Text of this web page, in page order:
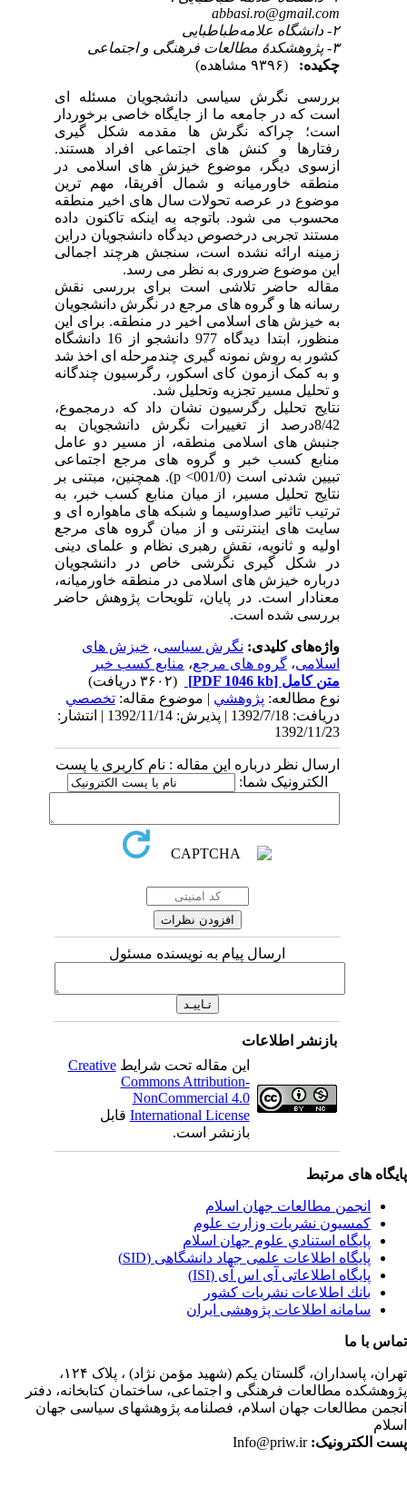
abbasi.ro@gmail.com
چکیده:
بررسی نگرش سیاسی دانشجویان مسئله ای
است که در جامعه ما از جایگاه خاصی برخوردار
است؛ چراکه نگرش ها مقدمه شکل گیری
رفتارها و کنش های اجتماعی افراد هستند.
ازسوی دیگر، موضوع خیزش های اسلامی در
منطقه خاورمیانه و شمال آفریقا، مهم ترین
موضوع در عرصه تحولات سال های اخیر منطقه
محسوب می شود. باتوجه به اینکه تاکنون داده
مستند تجربی درخصوص دیدگاه دانشجویان دراین
زمینه ارائه نشده است، سنجش هرچند اجمالی
این موضوع ضروری به نظر می رسد.
مقاله حاضر تلاشی است برای بررسی نقش
رسانه ها و گروه های مرجع در نگرش دانشجویان
به خیزش های اسلامی اخیر در منطقه. برای این
منظور، ابتدا دیدگاه 977 دانشجو از 16 دانشگاه
کشور به روش نمونه گیری چندمرحله ای اخذ شد
و به کمک آزمون کای اسکور، رگرسیون چندگانه
و تحلیل مسیر تجزیه وتحلیل شد.
نتایج تحلیل رگرسیون نشان داد که درمجموع،
8/42درصد از تغییرات نگرش دانشجویان به
جنبش های اسلامی منطقه، از مسیر دو عامل
منابع کسب خبر و گروه های مرجع اجتماعی
تبیین شدنی است (001/0> p). همچنین، مبتنی بر
نتایج تحلیل مسیر، از میان منابع کسب خبر، به
ترتیب تاثیر صداوسیما و شبکه های ماهواره ای و
سایت های اینترنتی و از میان گروه های مرجع
اولیه و ثانویه، نقش رهبری نظام و علمای دینی
در شکل گیری نگرشی خاص در دانشجویان
درباره خیزش های اسلامی در منطقه خاورمیانه،
معنادار است. در پایان، تلویحات پژوهش حاضر
بررسی شده است.
واژه‌های کلیدی:نگرش سیاسی،خیزش های
اسلامی،گروه های مرجع،منابع کسب خبر
متن کامل[PDF 1046 kb]
نوع مطالعه:پژوهشي| موضوع مقاله:تخصصي
دریافت: 1392/7/18 | پذیرش: 1392/11/14 | انتشار:
1392/11/23
ارسال نظر درباره این مقاله : نام کاربری یا پست
الکترونیک شما:
ارسال پیام به نویسنده مسئول
بازنشر اطلاعات
این مقاله تحت شرایطCreative
Commons Attribution-
NonCommercial 4.0
International Licenseقابل
بازنشر است.
های مرتبط
انجمن مطالعات جهان اسلام
کمسیون نشریات وزارت علوم
پايگاه استنادي علوم جهان اسلام
پایگاه اطلاعات علمی جهاد دانشگاهی (SID)
پایگاه اطلاعاتی آی اس آی (ISI)
بانك اطلاعات نشريات كشور
سامانه اطلاعات پژوهشی ایران
با ما
پاسداران، گلستان یکم (شهید مؤمن نژاد) ، پلاک ۱۲۴،
مطالعات فرهنگی و اجتماعی، ساختمان کتابخانه، دفتر
مطالعات جهان اسلام، فصلنامه پژوهشهای سیاسی جهان
الکترونیک:Info@priw.ir